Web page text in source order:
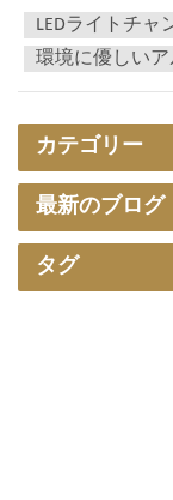
イトを取り付け
ングです。一般
LEDライトチャ
環境に優しい
カテゴリー
最新のブログ
タグ